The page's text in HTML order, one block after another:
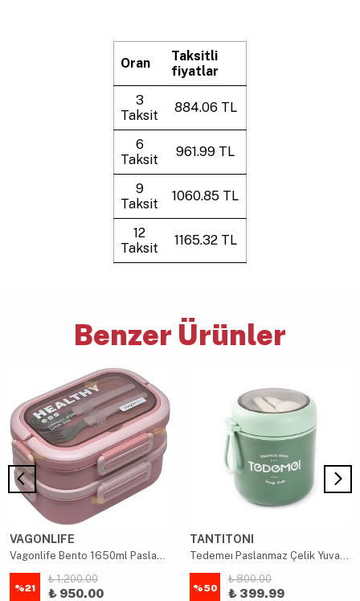
Oran
Taksitli
fiyatlar
3
Taksit
884.06 TL
6
Taksit
961.99 TL
9
Taksit
1060.85 TL
12
Taksit
1165.32 TL
Benzer Ürünler
VAGONLIFE
Vagonlife Bento 1650ml Paslanmaz Çelik 2 Katlı 3 Bölmeli Çatal ve Kaşıklı Yemek Kutusu Pembe
%21
₺ 1,200.00
₺ 950.00
TANTITONI
Tedemeı Paslanmaz Çelik Yuvarlak Kaşıklı Yemek Taşıma Kabı 530ml
%50
₺ 800.00
₺ 399.99